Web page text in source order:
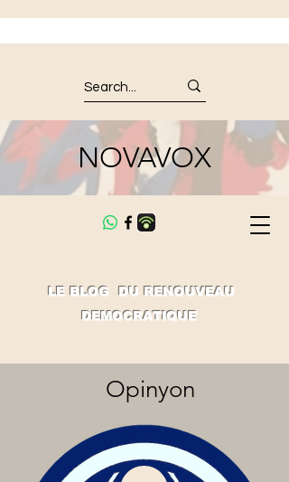
NOVAVOX
LE BLOG DU RENOUVEAU
DEMOCRATIQUE
Opinyon